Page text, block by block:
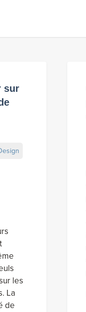
sur
les
La
de